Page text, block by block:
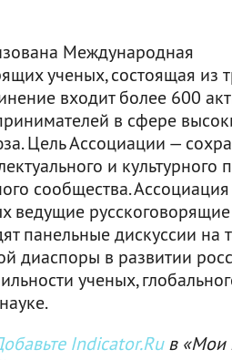
Международная
ученых, состоящая из
входит более 600
в сфере
Цель Ассоциации —
и культурного
сообщества.
ведущие
панельные дискуссии на
диаспоры в развитии
ученых,
Indicator.Ruв «Мои